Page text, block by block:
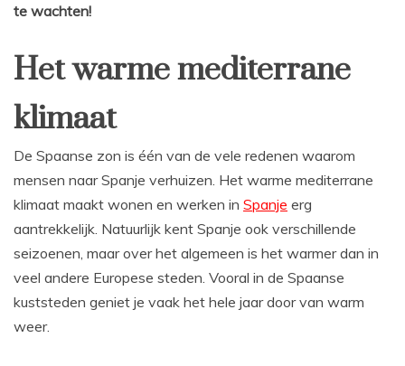
te wachten!
Het warme mediterrane
klimaat
De Spaanse zon is één van de vele redenen waarom
mensen naar Spanje verhuizen. Het warme mediterrane
klimaat maakt wonen en werken in Spanje erg
aantrekkelijk. Natuurlijk kent Spanje ook verschillende
seizoenen, maar over het algemeen is het warmer dan in
veel andere Europese steden. Vooral in de Spaanse
kuststeden geniet je vaak het hele jaar door van warm
weer.